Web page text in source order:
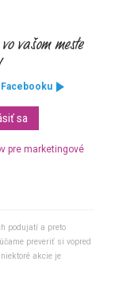
Facebooku
pre marketingové
podujatí a preto
preveriť si vopred
akcie je